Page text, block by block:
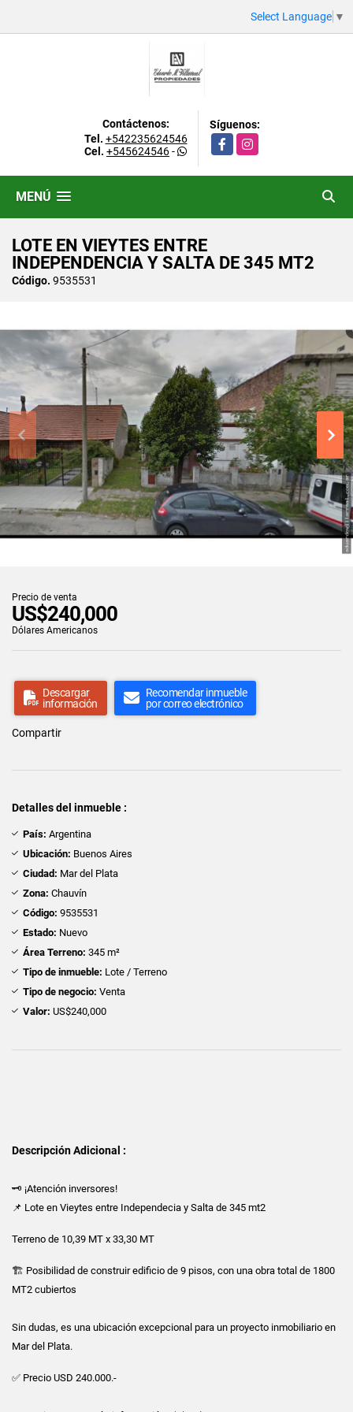
Select Language ▼
Contáctenos:
Tel. +542235624546
Cel. +545624546-
Síguenos:
FacebookInstagram
MENÚ
LOTE EN VIEYTES ENTRE
INDEPENDENCIA Y SALTA DE 345 MT2
Código. 9535531
Precio de venta
US$240,000
Dólares Americanos
Descargar
información
Recomendar inmueble
por correo electrónico
Compartir
Detalles del inmueble :
País: Argentina
Ubicación: Buenos Aires
Ciudad: Mar del Plata
Zona: Chauvín
Código: 9535531
Estado: Nuevo
Área Terreno: 345 m²
Tipo de inmueble: Lote / Terreno
Tipo de negocio: Venta
Valor: US$240,000
Descripción Adicional :
🗝️ ¡Atención inversores!
📌 Lote en Vieytes entre Independecia y Salta de 345 mt2
Terreno de 10,39 MT x 33,30 MT
🏗️ Posibilidad de construir edificio de 9 pisos, con una obra total de 1800
MT2 cubiertos
Sin dudas, es una ubicación excepcional para un proyecto inmobiliario en
Mar del Plata.
✅ Precio USD 240.000.-